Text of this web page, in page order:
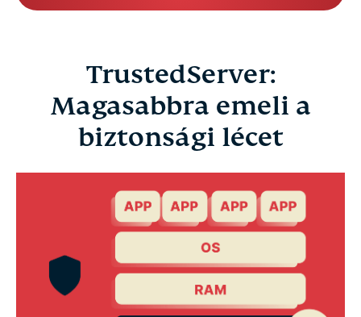
TrustedServer:
Magasabbra emeli a
biztonsági lécet